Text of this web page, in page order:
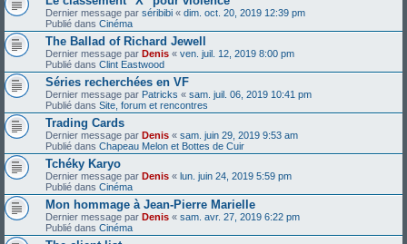
Dernier message par séribibi « dim. oct. 20, 2019 12:39 pm
Publié dans Cinéma
The Ballad of Richard Jewell
Dernier message par Denis « ven. juil. 12, 2019 8:00 pm
Publié dans Clint Eastwood
Séries recherchées en VF
Dernier message par Patricks « sam. juil. 06, 2019 10:41 pm
Publié dans Site, forum et rencontres
Trading Cards
Dernier message par Denis « sam. juin 29, 2019 9:53 am
Publié dans Chapeau Melon et Bottes de Cuir
Tchéky Karyo
Dernier message par Denis « lun. juin 24, 2019 5:59 pm
Publié dans Cinéma
Mon hommage à Jean-Pierre Marielle
Dernier message par Denis « sam. avr. 27, 2019 6:22 pm
Publié dans Cinéma